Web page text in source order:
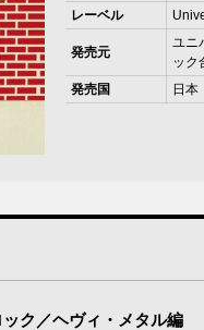
レーベル
発売元
ユニ
ック
発売国
日本
ク／ヘヴィ・メタル編